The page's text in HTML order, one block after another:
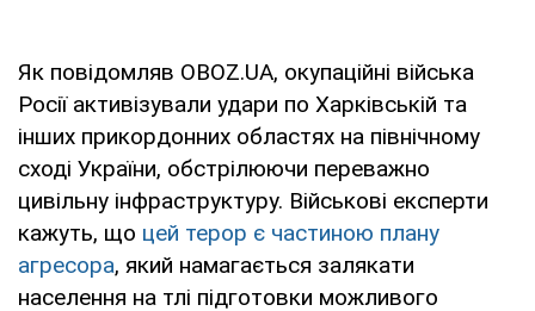
Як повідомляв OBOZ.UA, окупаційні війська
Росії активізували удари по Харківській та
інших прикордонних областях на північному
сході України, обстрілюючи переважно
цивільну інфраструктуру. Військові експерти
кажуть, що цей терор є частиною плану
агресора, який намагається залякати
населення на тлі підготовки можливого